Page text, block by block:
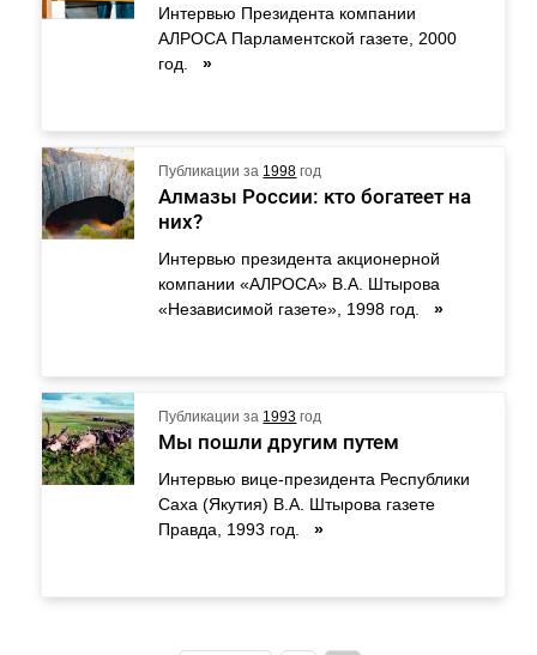
Интервью Президента компании
АЛРОСА Парламентской газете, 2000
год.»
Публикации за 1998 год
Алмазы России: кто богатеет на
них?
Интервью президента акционерной
компании «АЛРОСА» В.А. Штырова
«Независимой газете», 1998 год.»
Публикации за 1993 год
Мы пошли другим путем
Интервью вице-президента Республики
Саха (Якутия) В.А. Штырова газете
Правда, 1993 год.»